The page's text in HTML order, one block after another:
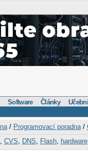
Software Články
/ Programovací poradna/
, CVS DNS Flash, hardware,